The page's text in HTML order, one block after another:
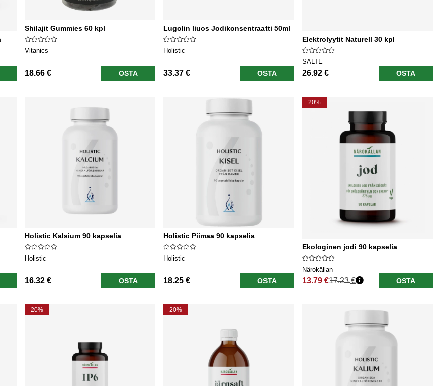
Shilajit Gummies 60 kpl
Vitanics
18.66 € OSTA
Lugolin liuos Jodikonsentraatti 50ml
Holistic
33.37 € OSTA
Elektrolyytit Naturell 30 kpl
SALTE
26.92 € OSTA
Holistic Kalsium 90 kapselia
Holistic
16.32 € OSTA
Holistic Piimaa 90 kapselia
Holistic
18.25 € OSTA
20%
Ekologinen jodi 90 kapselia
Närokällan
13.79 €
Normaali hinta
17.23 € OSTA
20% 20%